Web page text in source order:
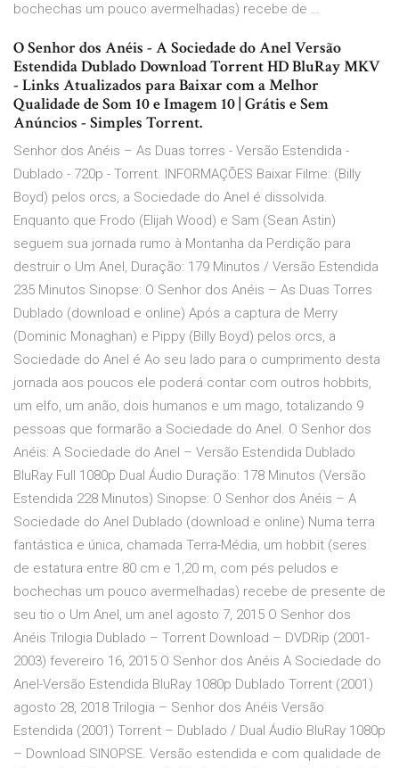
bochechas um pouco avermelhadas) recebe de …
O Senhor dos Anéis - A Sociedade do Anel Versão
Estendida Dublado Download Torrent HD BluRay MKV
- Links Atualizados para Baixar com a Melhor
Qualidade de Som 10 e Imagem 10 | Grátis e Sem
Anúncios - Simples Torrent.
Senhor dos Anéis – As Duas torres - Versão Estendida -
Dublado - 720p - Torrent. INFORMAÇÕES Baixar Filme: (Billy
Boyd) pelos orcs, a Sociedade do Anel é dissolvida.
Enquanto que Frodo (Elijah Wood) e Sam (Sean Astin)
seguem sua jornada rumo à Montanha da Perdição para
destruir o Um Anel, Duração: 179 Minutos / Versão Estendida
235 Minutos Sinopse: O Senhor dos Anéis – As Duas Torres
Dublado (download e online) Após a captura de Merry
(Dominic Monaghan) e Pippy (Billy Boyd) pelos orcs, a
Sociedade do Anel é Ao seu lado para o cumprimento desta
jornada aos poucos ele poderá contar com outros hobbits,
um elfo, um anão, dois humanos e um mago, totalizando 9
pessoas que formarão a Sociedade do Anel. O Senhor dos
Anéis: A Sociedade do Anel – Versão Estendida Dublado
BluRay Full 1080p Dual Áudio Duração: 178 Minutos (Versão
Estendida 228 Minutos) Sinopse: O Senhor dos Anéis – A
Sociedade do Anel Dublado (download e online) Numa terra
fantástica e única, chamada Terra-Média, um hobbit (seres
de estatura entre 80 cm e 1,20 m, com pés peludos e
bochechas um pouco avermelhadas) recebe de presente de
seu tio o Um Anel, um anel agosto 7, 2015 O Senhor dos
Anéis Trilogia Dublado – Torrent Download – DVDRip (2001-
2003) fevereiro 16, 2015 O Senhor dos Anéis A Sociedade do
Anel-Versão Estendida BluRay 1080p Dublado Torrent (2001)
agosto 28, 2018 Trilogia – Senhor dos Anéis Versão
Estendida (2001) Torrent – Dublado / Dual Áudio BluRay 1080p
– Download SINOPSE. Versão estendida e com qualidade de